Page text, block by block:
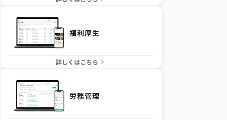
福利厚生
詳しくはこちら
労務管理